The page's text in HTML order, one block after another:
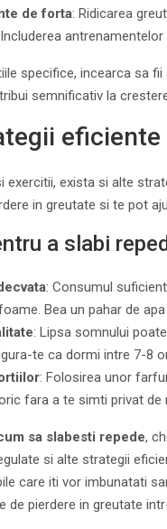
de forta: Ridicarea
specifice, incearca sa
semnificativ la
eficiente
exercitii, exista si alte
in greutate si te pot
a slabi
: Consumul
Bea un pahar de
: Lipsa somnului
te ca dormi intre 7-8
: Folosirea unor
fara a te simti privat de
sa slabesti repede,
si alte strategii
care iti vor imbunatati
de pierdere in greutate